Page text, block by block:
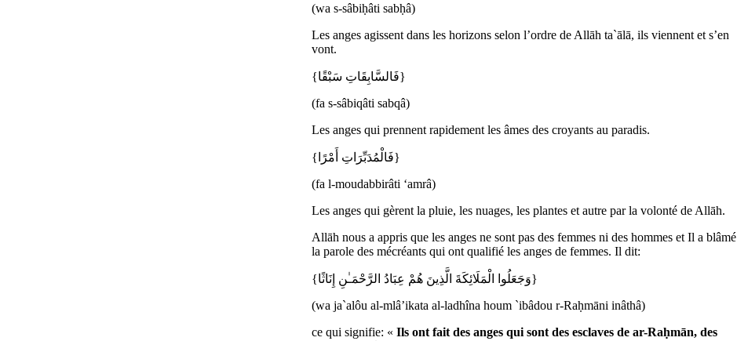
(wa s-sâbiḥâti sabḥâ)
Les anges agissent dans les horizons selon l’ordre de Allāh ta`ālā, ils viennent et s’en
vont.
{فَالسَّابِقَاتِ سَبْقًا}
(fa s-sâbiqâti sabqâ)
Les anges qui prennent rapidement les âmes des croyants au paradis.
{فَالْمُدَبِّرَاتِ أَمْرًا}
(fa l-moudabbirâti ‘amrâ)
Les anges qui gèrent la pluie, les nuages, les plantes et autre par la volonté de Allāh.
Allāh nous a appris que les anges ne sont pas des femmes ni des hommes et Il a blâmé
la parole des mécréants qui ont qualifié les anges de femmes. Il dit:
{وَجَعَلُوا الْمَلَائِكَةَ الَّذِينَ هُمْ عِبَادُ الرَّحْمَـٰنِ إِنَاثًا}
(wa ja`alôu al-mlâ’ikata al-ladhîna houm `ibâdou r-Raḥmāni inâthâ)
ce qui signifie: « Ils ont fait des anges qui sont des esclaves de ar-Raḥmān, des